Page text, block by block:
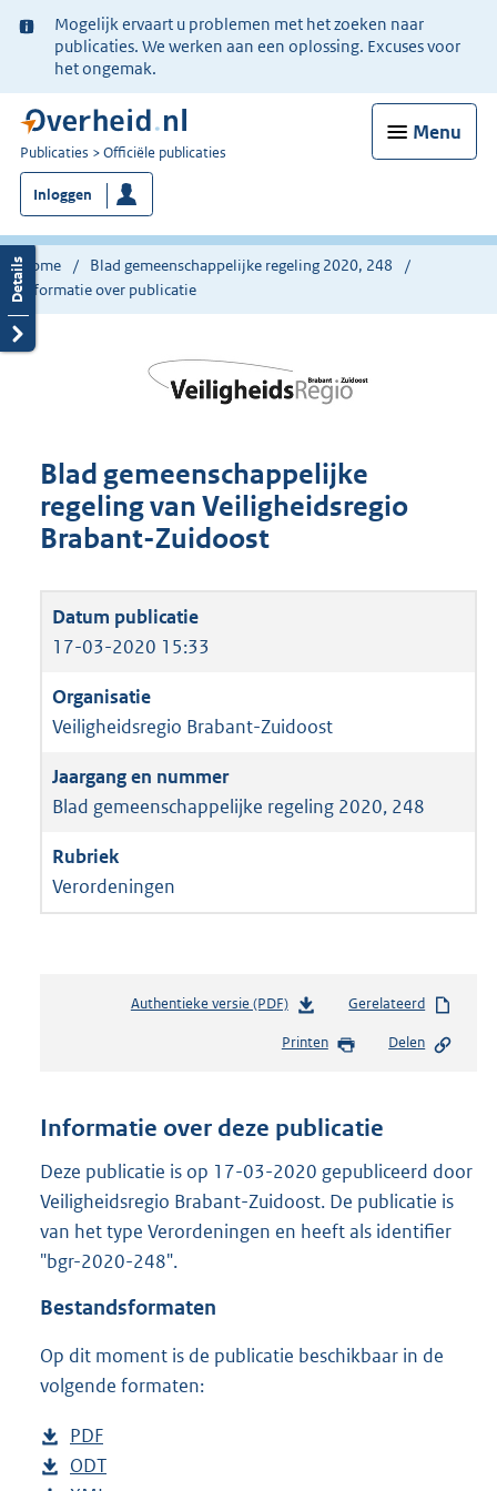
Ter
informatie:
Mogelijk ervaart u problemen met het zoeken naar
publicaties. We werken aan een oplossing. Excuses voor
het ongemak.
Menu
U
bent
nu
hier:
Publicaties Officiële publicaties
Inloggen
Home
Blad gemeenschappelijke regeling 2020, 248
Informatie over publicatie
Blad gemeenschappelijke
regeling van Veiligheidsregio
Brabant-Zuidoost
17-03-2020 15:33
Veiligheidsregio Brabant-Zuidoost
Blad gemeenschappelijke regeling 2020, 248
Verordeningen
Authentieke versie (PDF)b
s
n
s
r
o
:
Gerelateerd
Printen Delen
Informatie over deze publicatie
Deze publicatie is op 17-03-2020 gepubliceerd door
Veiligheidsregio Brabant-Zuidoost. De publicatie is
van het type Verordeningen en heeft als identifier
"bgr-2020-248".
Bestandsformaten
Op dit moment is de publicatie beschikbaar in de
volgende formaten:
D
o
PDF
e
D
ODT